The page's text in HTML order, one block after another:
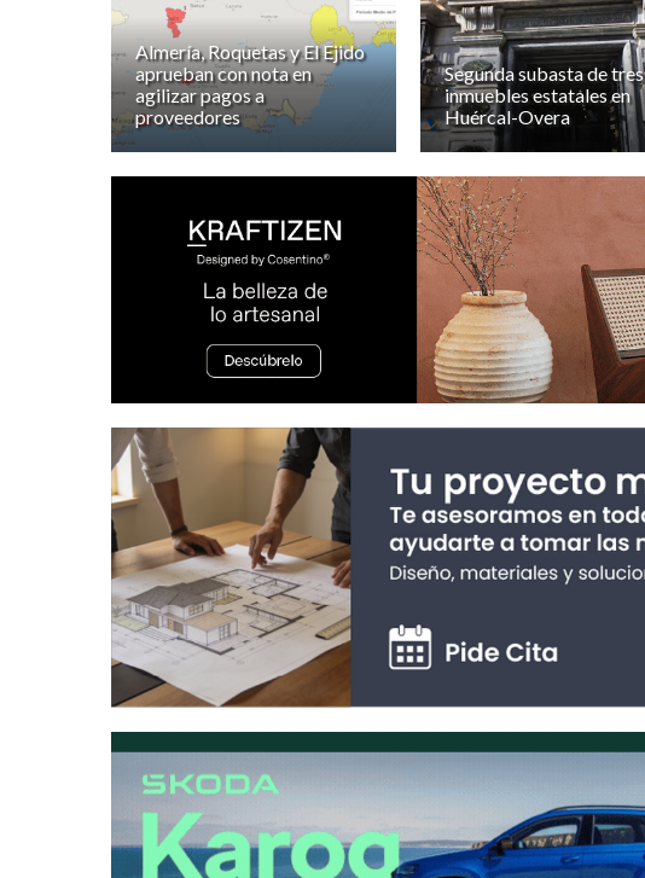
Almería, Roquetas y El Ejido
aprueban con nota en
agilizar pagos a
proveedores
Segunda subasta de tres
inmuebles estatales en
Huércal-Overa